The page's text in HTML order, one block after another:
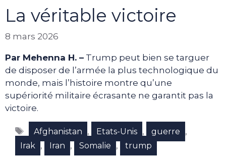
La véritable victoire
8 mars 2026
Par Mehenna H. – Trump peut bien se targuer
de disposer de l’armée la plus technologique du
monde, mais l’histoire montre qu’une
supériorité militaire écrasante ne garantit pas la
victoire.
Étiquettes
Afghanistan , Etats-Unis , guerre ,
Irak , Iran , Somalie , trump